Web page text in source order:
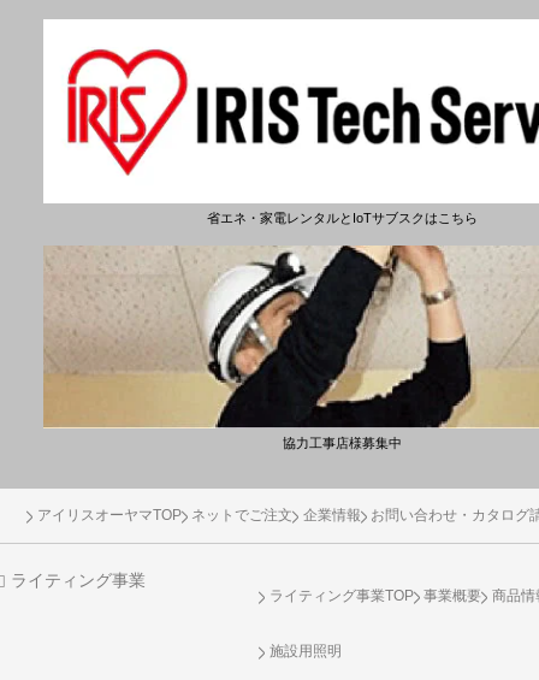
省エネ・家電レンタルとIoTサブスクはこちら
協力工事店様募集中
アイリスオーヤマTOP ネットでご注文 企業情報 お問い合わせ・カタログ
ライティング事業
ライティング事業TOP 事業概要 商品情
施設用照明